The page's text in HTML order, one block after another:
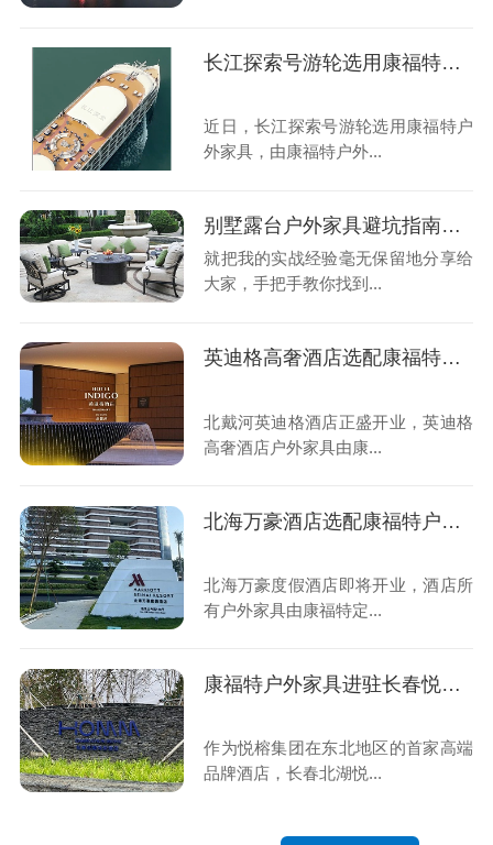
长江探索号游轮选用康福特户外家具
近日，长江探索号游轮选用康福特户
外家具，由康福特户外...
别墅露台户外家具避坑指南！经验总结出的宝藏攻略
就把我的实战经验毫无保留地分享给
大家，手把手教你找到...
英迪格高奢酒店选配康福特户外家具
北戴河英迪格酒店正盛开业，英迪格
高奢酒店户外家具由康...
北海万豪酒店选配康福特户外家具
北海万豪度假酒店即将开业，酒店所
有户外家具由康福特定...
康福特户外家具进驻长春悦榕鸿居酒店
作为悦榕集团在东北地区的首家高端
品牌酒店，长春北湖悦...